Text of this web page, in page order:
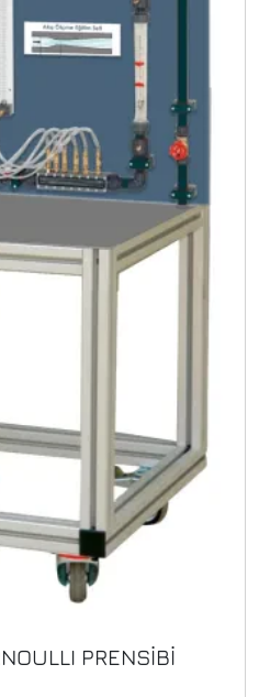
gelir. Akımın bu
değiştiği andaki sıvı
adlandırılır. Reynolds
bu iki tip akış
incelemiş ve
akış hızına,
viskozitesine
bu 4 faktörün bir
göstermiştir.
mekaniği açışından
PRENSİBİ